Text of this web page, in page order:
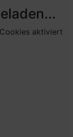
aktiviert